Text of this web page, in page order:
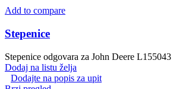
Add to compare
Stepenice
Stepenice odgovara za John Deere L155043
Dodaj na listu želja
Dodajte na popis za upit